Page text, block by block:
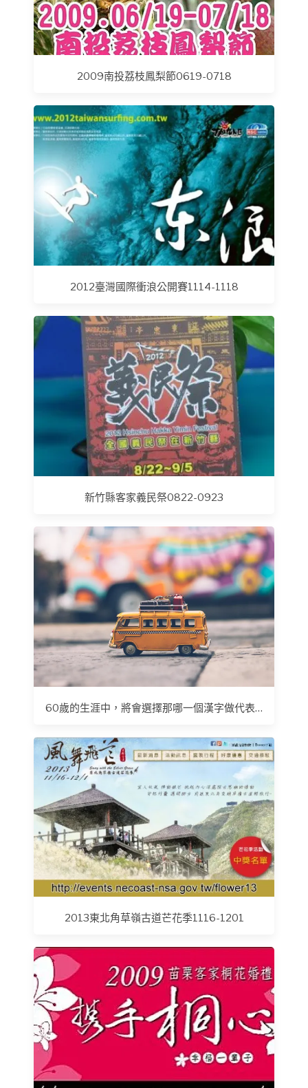
2009南投荔枝鳳梨節0619-0718
2012臺灣國際衝浪公開賽1114-1118
新竹縣客家義民祭0822-0923
60歲的生涯中，將會選擇那哪一個漢字做代表…
2013東北角草嶺古道芒花季1116-1201